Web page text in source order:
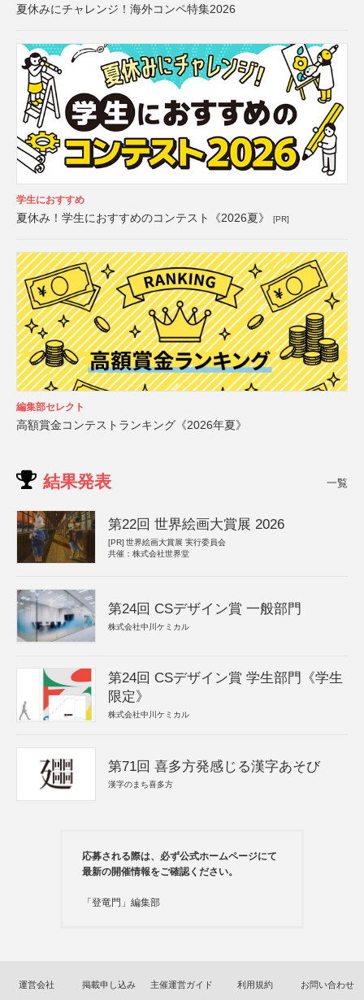
夏休みにチャレンジ！海外コンペ特集2026
学生におすすめ
夏休み！学生におすすめのコンテスト《2026夏》 [PR]
編集部セレクト
高額賞金コンテストランキング《2026年夏》
結果発表 一覧
第22回 世界絵画大賞展 2026
[PR] 世界絵画大賞展 実行委員会
共催：株式会社世界堂
第24回 CSデザイン賞 一般部門
株式会社中川ケミカル
第24回 CSデザイン賞 学生部門《学生
限定》
株式会社中川ケミカル
第71回 喜多方発感じる漢字あそび
漢字のまち喜多方
応募される際は、必ず公式ホームページにて
最新の開催情報をご確認ください。
「登竜門」編集部
運営会社 掲載申し込み 主催運営ガイド 利用規約 お問い合わせ